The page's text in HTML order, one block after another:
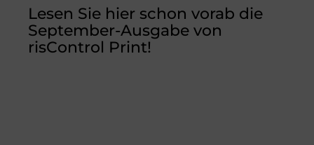
c
e
k ai tt
Lesen Sie hier schon vorab die
September-Ausgabe von
risControl Print!